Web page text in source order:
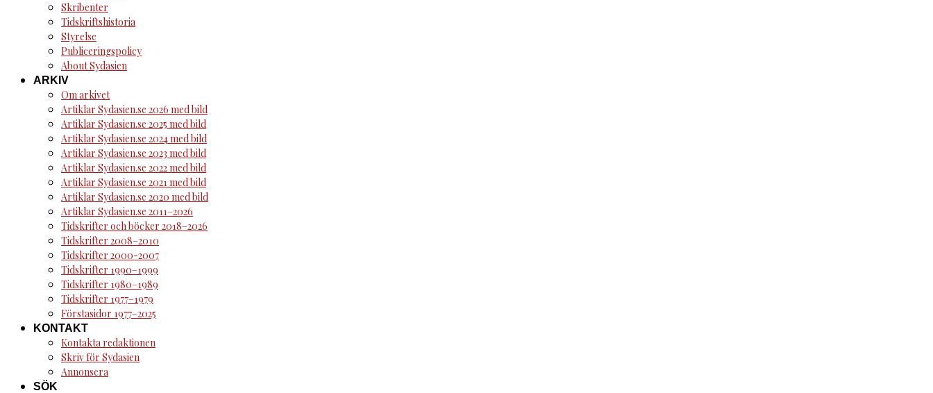
Skribenter
Tidskriftshistoria
Styrelse
Publiceringspolicy
About Sydasien
ARKIV
Om arkivet
Artiklar Sydasien.se 2026 med bild
Artiklar Sydasien.se 2025 med bild
Artiklar Sydasien.se 2024 med bild
Artiklar Sydasien.se 2023 med bild
Artiklar Sydasien.se 2022 med bild
Artiklar Sydasien.se 2021 med bild
Artiklar Sydasien.se 2020 med bild
Artiklar Sydasien.se 2011–2026
Tidskrifter och böcker 2018–2026
Tidskrifter 2008–2010
Tidskrifter 2000-2007
Tidskrifter 1990–1999
Tidskrifter 1980–1989
Tidskrifter 1977–1979
Förstasidor 1977–2025
KONTAKT
Kontakta redaktionen
Skriv för Sydasien
Annonsera
SÖK